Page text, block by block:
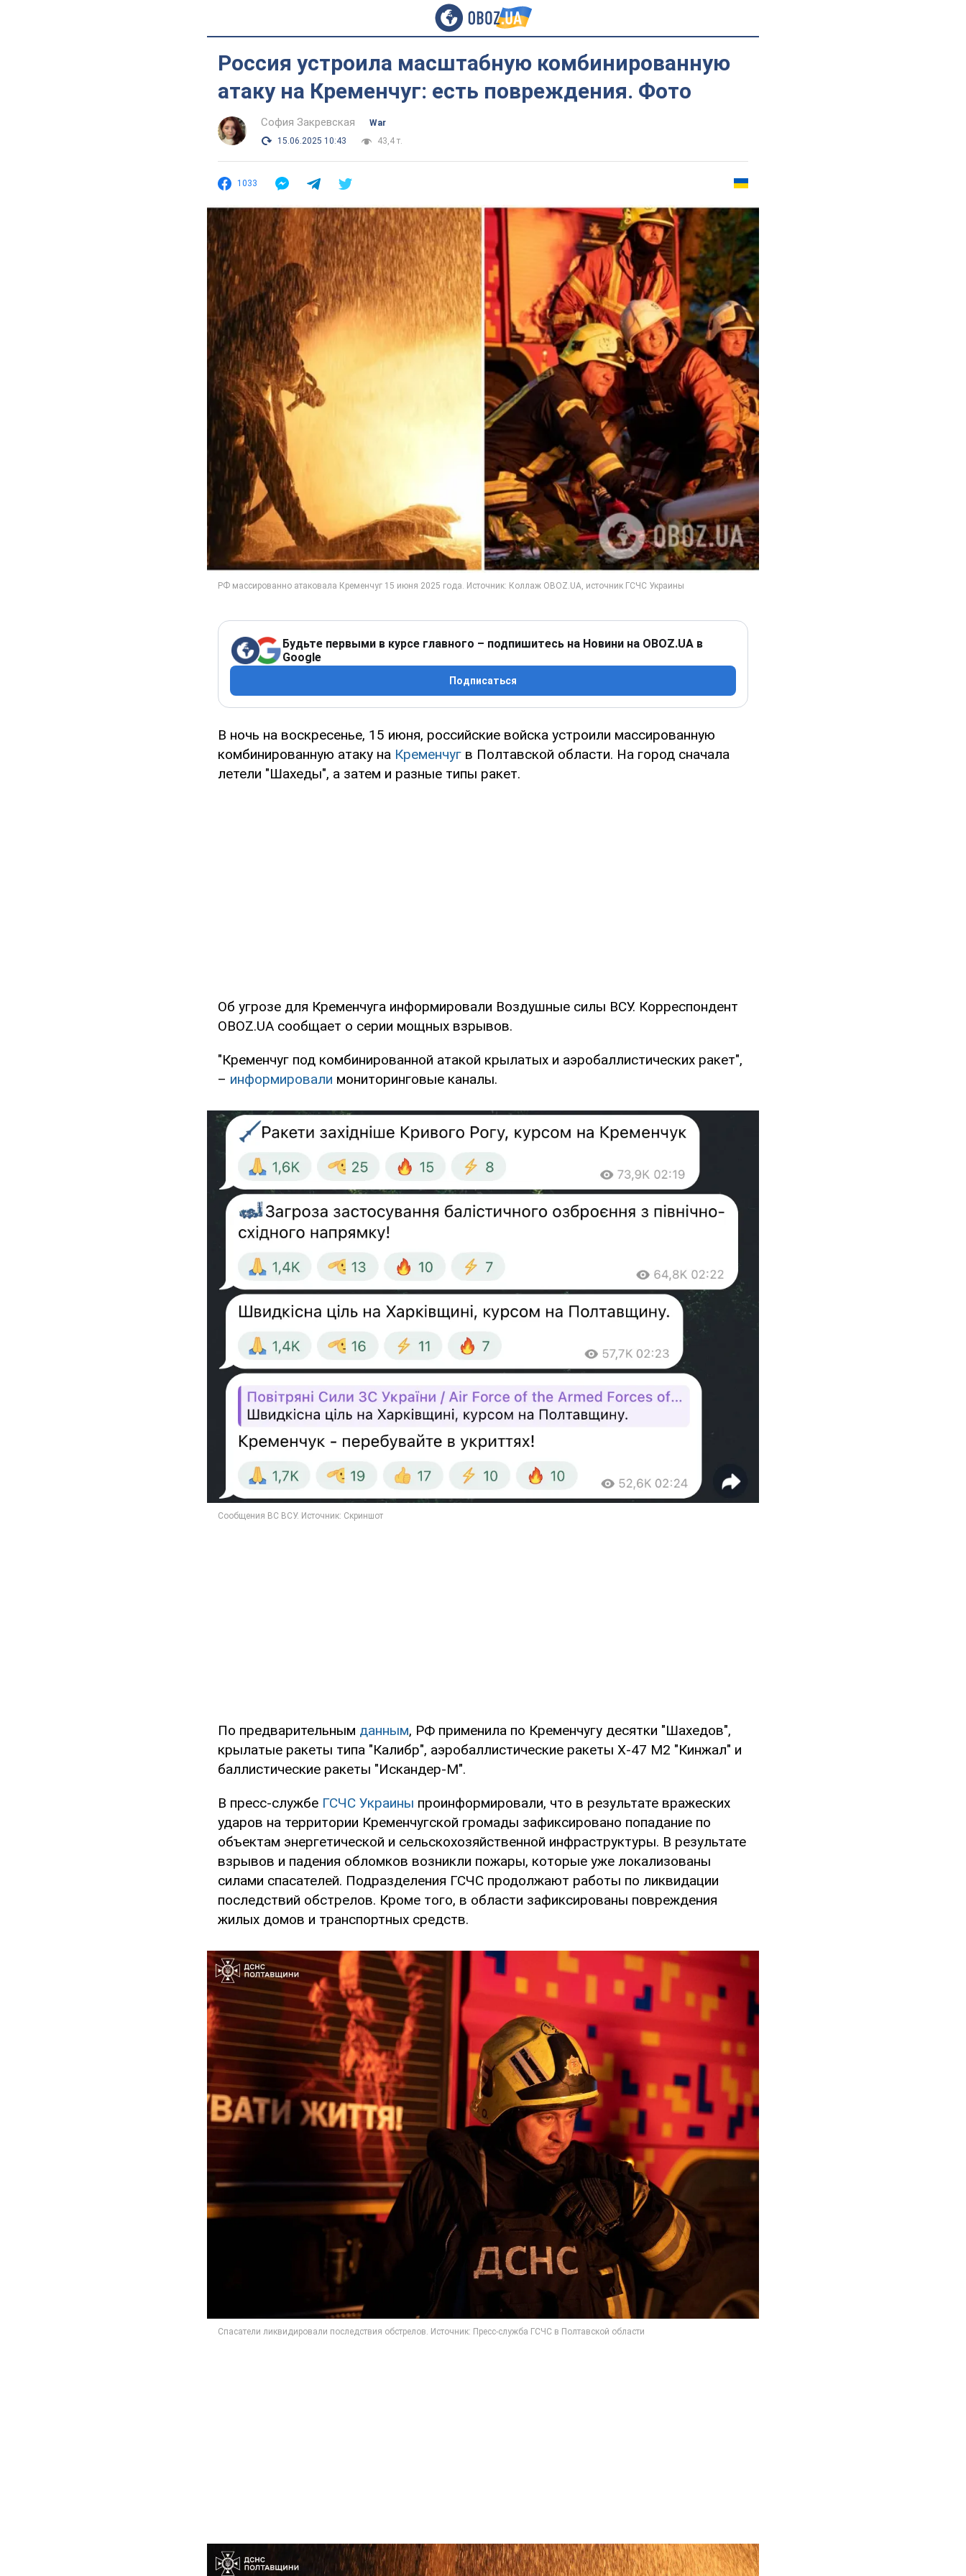
Россия устроила масштабную комбинированную
атаку на Кременчуг: есть повреждения. Фото
София Закревская
War
15.06.2025 10:43
43,4 т.
1033
Будьте первыми в курсе главного – подпишитесь на Новини на OBOZ.UA в
Google
Подписаться
В ночь на воскресенье, 15 июня, российские войска устроили массированную
комбинированную атаку на Кременчуг в Полтавской области. На город сначала
летели "Шахеды", а затем и разные типы ракет.
Об угрозе для Кременчуга информировали Воздушные силы ВСУ. Корреспондент
OBOZ.UA сообщает о серии мощных взрывов.
"Кременчуг под комбинированной атакой крылатых и аэробаллистических ракет",
– информировали мониторинговые каналы.
По предварительным данным, РФ применила по Кременчугу десятки "Шахедов",
крылатые ракеты типа "Калибр", аэробаллистические ракеты Х-47 М2 "Кинжал" и
баллистические ракеты "Искандер-М".
В пресс-службе ГСЧС Украины проинформировали, что в результате вражеских
ударов на территории Кременчугской громады зафиксировано попадание по
объектам энергетической и сельскохозяйственной инфраструктуры. В результате
взрывов и падения обломков возникли пожары, которые уже локализованы
силами спасателей. Подразделения ГСЧС продолжают работы по ликвидации
последствий обстрелов. Кроме того, в области зафиксированы повреждения
жилых домов и транспортных средств.